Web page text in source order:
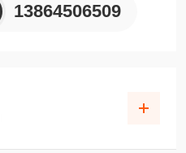
13864506509